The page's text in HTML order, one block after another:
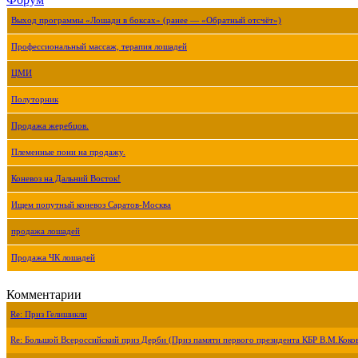
Выход программы «Лошади в боксах» (ранее — «Обратный отсчёт»)
Профессиональный массаж, терапия лошадей
ЦМИ
Полуторник
Продажа жеребцов.
Племенные пони на продажу.
Коневоз на Дальний Восток!
Ищем попутный коневоз Саратов-Москва
продажа лошадей
Продажа ЧК лошадей
Комментарии
Re: Приз Гелишикли
Re: Большой Всероссийский приз Дерби (Приз памяти первого президента КБР